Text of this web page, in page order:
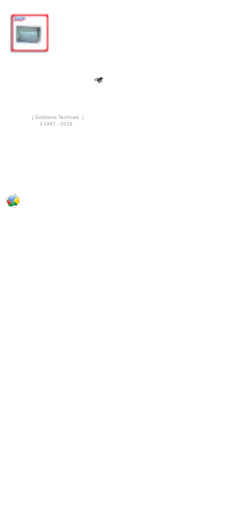
| Gobbens Techniek |
ã 1987 - 2018